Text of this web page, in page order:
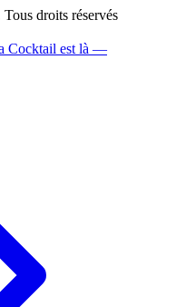
droits réservés
Cocktail est là —